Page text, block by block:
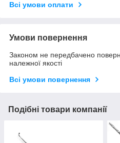
Всі умови оплати
Умови повернення
Законом не передбачено
належної якості
Всі умови повернення
Подібні товари компанії